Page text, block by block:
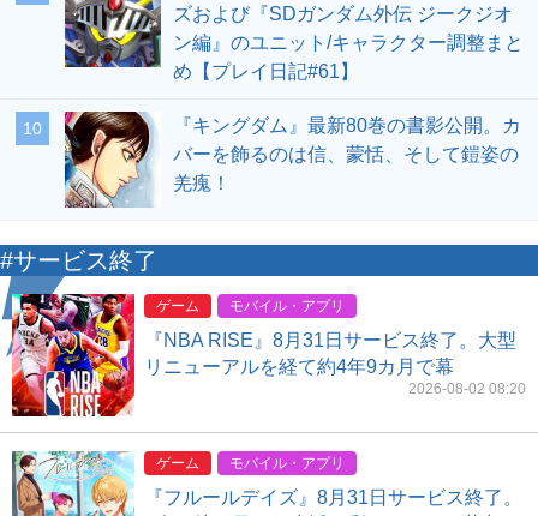
ズおよび『SDガンダム外伝 ジークジオ
ン編』のユニット/キャラクター調整まと
め【プレイ日記#61】
10
『キングダム』最新80巻の書影公開。カ
バーを飾るのは信、蒙恬、そして鎧姿の
羌瘣！
#サービス終了
ゲーム モバイル・アプリ
『NBA RISE』8月31日サービス終了。大型
リニューアルを経て約4年9カ月で幕
2026-08-02 08:20
ゲーム モバイル・アプリ
『フルールデイズ』8月31日サービス終了。